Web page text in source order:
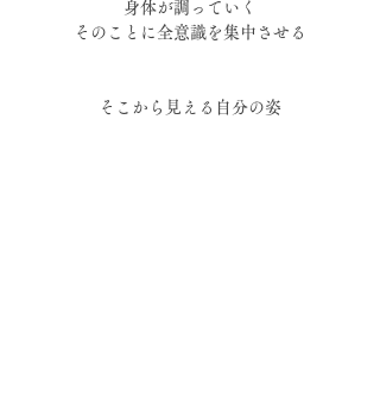
身体が調っていく
そのことに全意識を集中させる
そこから見える自分の姿